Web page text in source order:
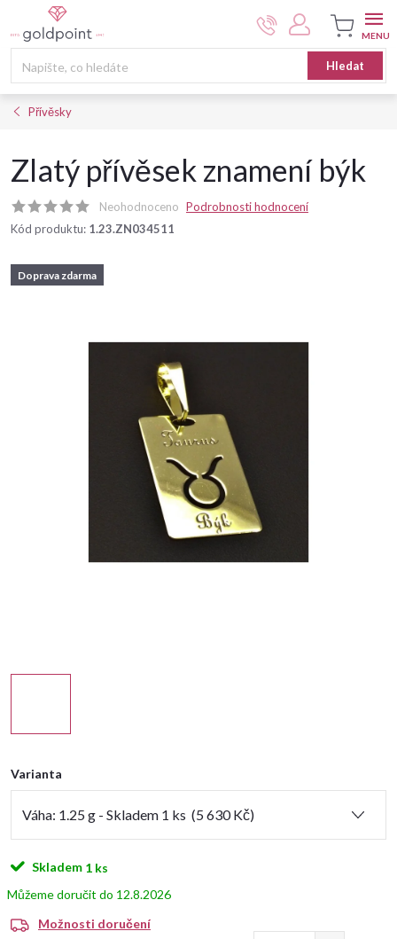
na
Hledat
Nákupní
košík
Přívěsky
Zlatý přívěsek znamení býk
Neohodnoceno Podrobnosti hodnocení
Kód produktu: 1.23.ZN034511
Doprava zdarma
Varianta
Skladem 1 ks
12.8.2026
Možnosti doručení